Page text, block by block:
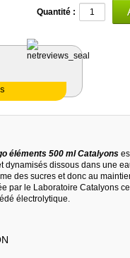
Quantité :
éléments 500 ml Catalyons
dynamisés dissous dans une
des sucres et donc au
par le Laboratoire Catalyons
électrolytique.